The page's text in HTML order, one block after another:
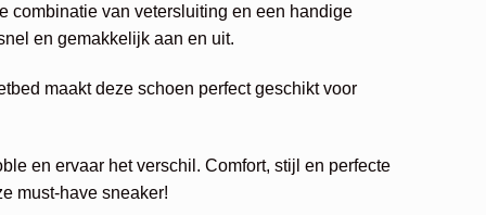
combinatie van vetersluiting en een handige
en gemakkelijk aan en uit.
maakt deze schoen perfect geschikt voor
en ervaar het verschil. Comfort, stijl en perfecte
must-have sneaker!